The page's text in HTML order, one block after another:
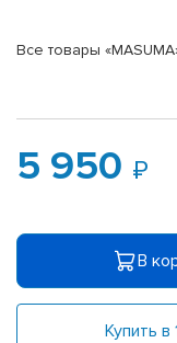
Все товары
5 950
В
Купить в